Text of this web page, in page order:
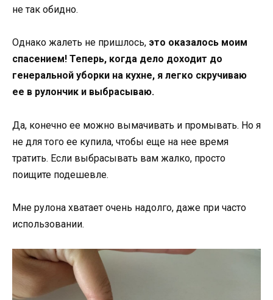
не так обидно.
Однако жалеть не пришлось, это оказалось моим
спасением! Теперь, когда дело доходит до
генеральной уборки на кухне, я легко скручиваю
ее в рулончик и выбрасываю.
Да, конечно ее можно вымачивать и промывать. Но я
не для того ее купила, чтобы еще на нее время
тратить. Если выбрасывать вам жалко, просто
поищите подешевле.
Мне рулона хватает очень надолго, даже при часто
использовании.